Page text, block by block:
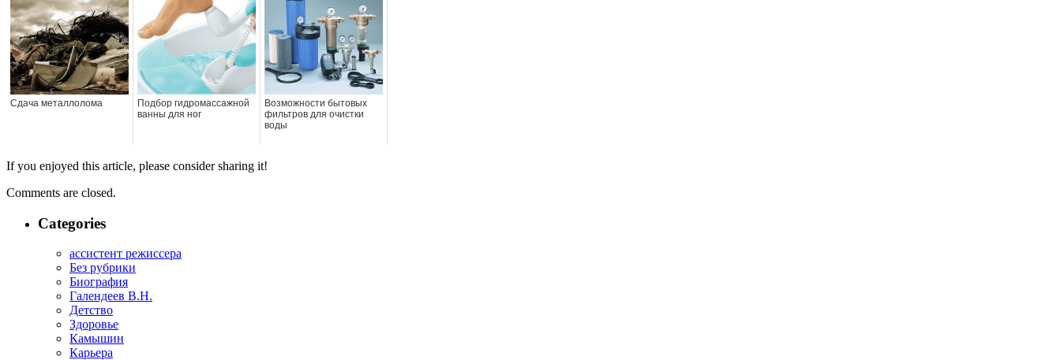
Сдача металлолома
Подбор гидромассажной
ванны для ног
Возможности бытовых
фильтров для очистки
воды
If you enjoyed this article, please consider sharing it!
Comments are closed.
Categories
ассистент режиссера
Без рубрики
Биография
Галендеев В.Н.
Детство
Здоровье
Камышин
Карьера